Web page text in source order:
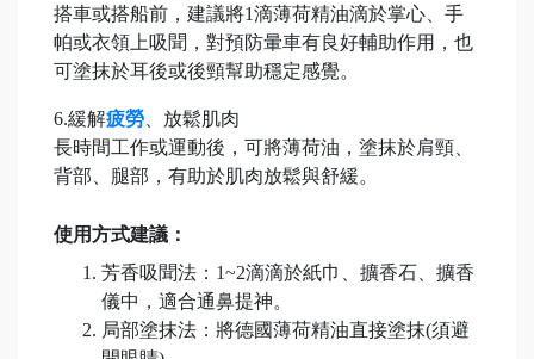
搭車或搭船前，建議將1滴薄荷精油滴於掌心、手
帕或衣領上吸聞，對預防暈車有良好輔助作用，也
可塗抹於耳後或後頸幫助穩定感覺。
6.緩解疲勞 、放鬆肌肉
長時間工作或運動後，可將薄荷油，塗抹於肩頸、
背部、腿部，有助於肌肉放鬆與舒緩。
使用方式建議：
芳香吸聞法：1~2滴滴於紙巾、擴香石、擴香
儀中，適合通鼻提神。
局部塗抹法：將德國薄荷精油直接塗抹(須避